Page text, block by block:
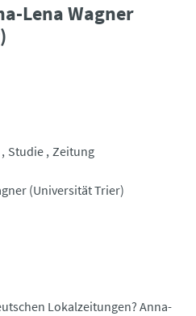
Lena Wagner
Studie Zeitung
(Universität Trier)
Lokalzeitungen? Anna-